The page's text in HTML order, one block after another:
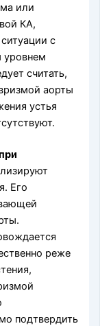
или
КА,
с
уровнем
считать,
аорты
устья
Его
реже
подтвердить